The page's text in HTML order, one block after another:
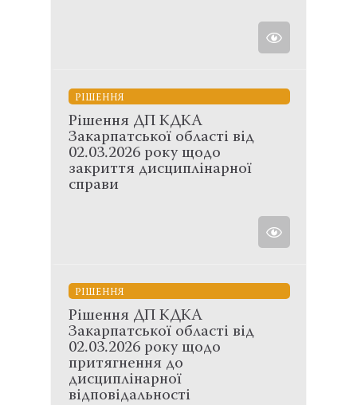
РІШЕННЯ
Рішення ДП КДКА
Закарпатської області від
02.03.2026 року щодо
закриття дисциплінарної
справи
РІШЕННЯ
Рішення ДП КДКА
Закарпатської області від
02.03.2026 року щодо
притягнення до
дисциплінарної
відповідальності